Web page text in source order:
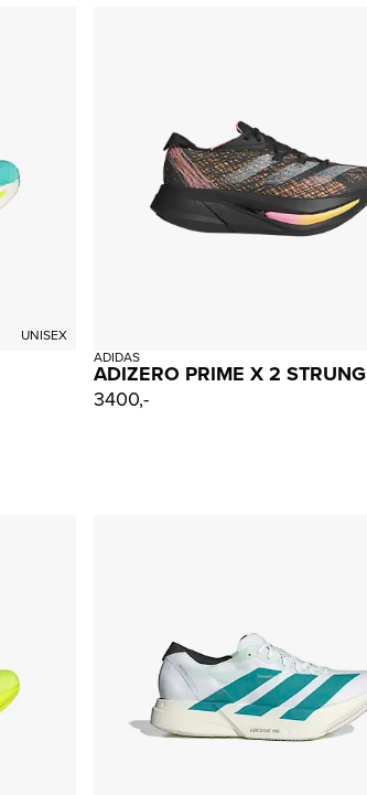
UNISEX
ADIDAS
ADIZERO PRIME X 2 STRUNG
3400,-